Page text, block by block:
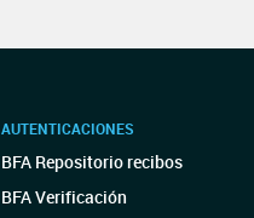
AUTENTICACIONES
BFA Repositorio recibos
BFA Verificación